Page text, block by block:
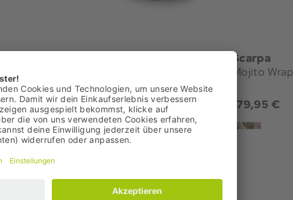
Multifunktionsschuhe
119,95 €
Bestpreis: 119,95 €
UVP: 149,95 €
Scarpa
Mojito
179,95 €